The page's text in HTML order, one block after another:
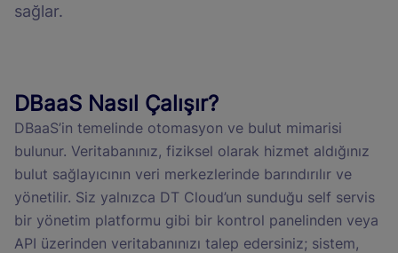
sağlar.
DBaaS Nasıl Çalışır?
DBaaS’in temelinde otomasyon ve bulut mimarisi
bulunur. Veritabanınız, fiziksel olarak hizmet aldığınız
bulut sağlayıcının veri merkezlerinde barındırılır ve
yönetilir. Siz yalnızca DT Cloud’un sunduğu self servis
bir yönetim platformu gibi bir kontrol panelinden veya
API üzerinden veritabanınızı talep edersiniz; sistem,